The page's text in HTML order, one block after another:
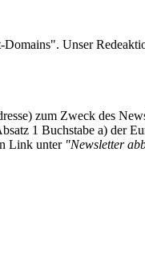
Unser
zum Zweck des
1 Buchstabe a) der
Link unter "Newsletter